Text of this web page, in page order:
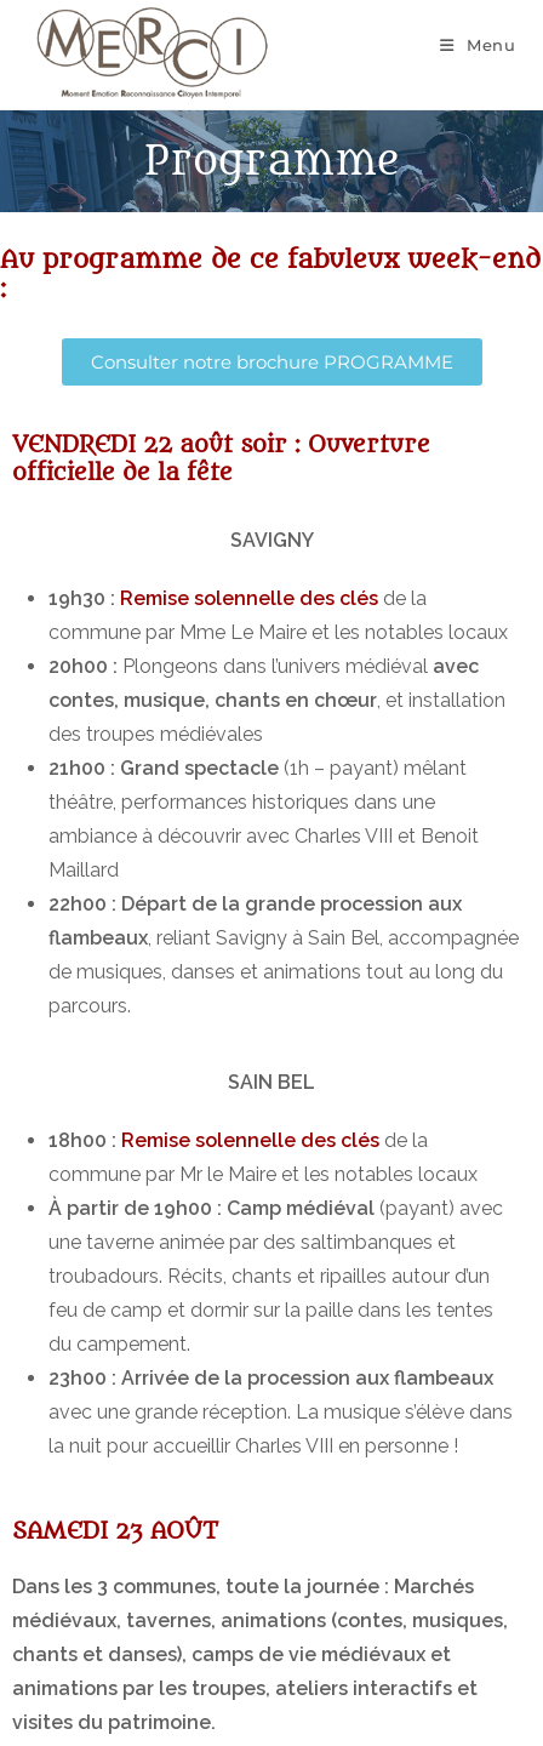
Menu
Programme
Au programme de ce fabuleux week-end
:
Consulter notre brochure PROGRAMME
VENDREDI 22 août soir : Ouverture
officielle de la fête
SAVIGNY
19h30 : Remise solennelle des clés de la
commune par Mme Le Maire et les notables locaux
20h00 : Plongeons dans l’univers médiéval avec
contes, musique, chants en chœur, et installation
des troupes médiévales
21h00 : Grand spectacle (1h – payant) mêlant
théâtre, performances historiques dans une
ambiance à découvrir avec Charles VIII et Benoit
Maillard
22h00 : Départ de la grande procession aux
flambeaux, reliant Savigny à Sain Bel, accompagnée
de musiques, danses et animations tout au long du
parcours.
SAIN BEL
18h00 : Remise solennelle des clés de la
commune par Mr le Maire et les notables locaux
À partir de 19h00 : Camp médiéval (payant) avec
une taverne animée par des saltimbanques et
troubadours. Récits, chants et ripailles autour d’un
feu de camp et dormir sur la paille dans les tentes
du campement.
23h00 : Arrivée de la procession aux flambeaux
avec une grande réception. La musique s’élève dans
la nuit pour accueillir Charles VIII en personne !
SAMEDI 23 AOÛT
Dans les 3 communes, toute la journée : Marchés
médiévaux, tavernes, animations (contes, musiques,
chants et danses), camps de vie médiévaux et
animations par les troupes, ateliers interactifs et
visites du patrimoine.